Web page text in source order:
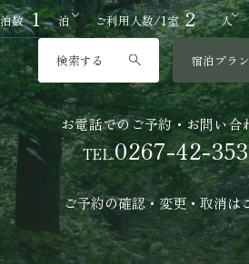
泊数
泊 ご利用人数/1室 人
宿泊プラ
お電話でのご予約・お問い
TEL.0267-42-
ご予約の確認・変更・取消は